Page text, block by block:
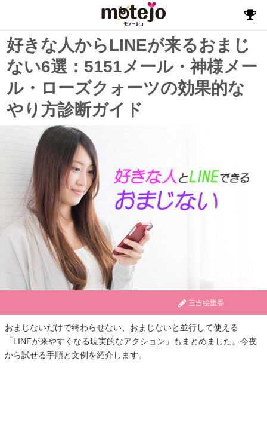
好きな人からLINEが来るおまじ
ない6選：5151メール・神様メー
ル・ローズクォーツの効果的な
やり方診断ガイド
三吉絵里香
おまじないだけで終わらせない、おまじないと並行して使える
「LINEが来やすくなる現実的なアクション」もまとめました。今夜
から試せる手順と文例を紹介します。